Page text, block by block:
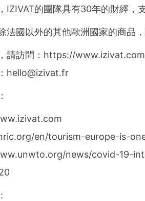
IZIVAT的團隊具有30年的財經，
法國以外的其他歐洲國家的商品
請訪問：https://www.izivat.com
hello@izivat.fr
en/tourism-europe-is-
news/covid-19-